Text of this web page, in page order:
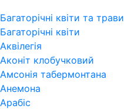
Багаторічні квіти та трави
Багаторічні квіти
Аквілегія
Аконіт клобучковий
Амсонія табермонтана
Анемона
Арабіс